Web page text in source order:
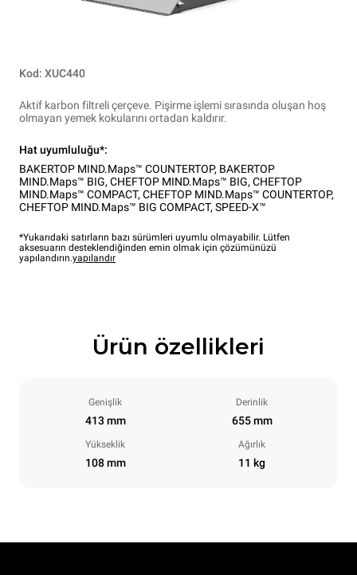
Kod: XUC440
Aktif karbon filtreli çerçeve. Pişirme işlemi sırasında oluşan hoş
olmayan yemek kokularını ortadan kaldırır.
Hat uyumluluğu*:
BAKERTOP MIND.Maps™ COUNTERTOP, BAKERTOP
MIND.Maps™ BIG, CHEFTOP MIND.Maps™ BIG, CHEFTOP
MIND.Maps™ COMPACT, CHEFTOP MIND.Maps™ COUNTERTOP,
CHEFTOP MIND.Maps™ BIG COMPACT, SPEED-X™
*Yukarıdaki satırların bazı sürümleri uyumlu olmayabilir. Lütfen
aksesuarın desteklendiğinden emin olmak için çözümünüzü
yapılandırın.yapılandır
Ürün özellikleri
Genişlik
413 mm
Derinlik
655 mm
Yükseklik
108 mm
Ağırlık
11 kg